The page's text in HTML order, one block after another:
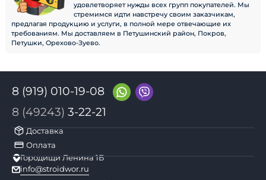
удовлетворяет нужды всех групп покупателей. Мы
стремимся идти навстречу своим заказчикам,
предлагая продукцию и услуги, в полной мере отвечающие их
требованиям. Мы доставляем в Петушинский район, Покров,
Петушки, Орехово-Зуево.
8 (919) 010-19-08
8 (49243) 3-22-21
Доставка
Оплата
Городищи Ленина 1Б
info@stroidwor.ru